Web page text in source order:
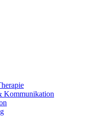
Kommunikation